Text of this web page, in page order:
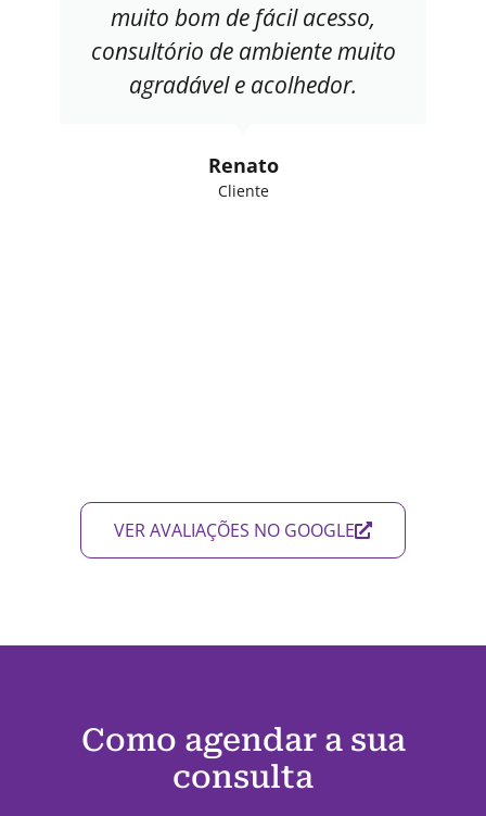
muito bom de fácil acesso,
consultório de ambiente muito
agradável e acolhedor.
Renato
Cliente
VER AVALIAÇÕES NO GOOGLE
Como agendar a sua
consulta